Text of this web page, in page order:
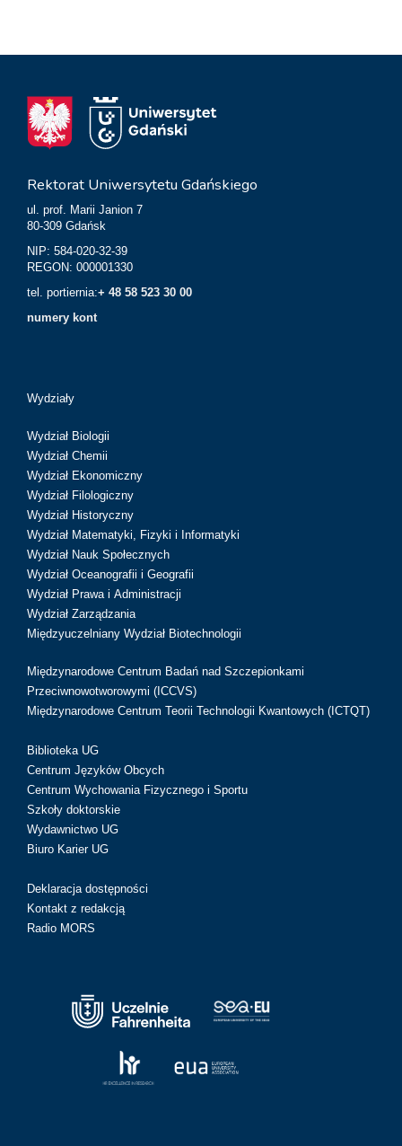
Rektorat Uniwersytetu Gdańskiego
ul. prof. Marii Janion 7
80-309 Gdańsk
NIP: 584-020-32-39
REGON: 000001330
tel. portiernia:+ 48 58 523 30 00
numery kont
Wydziały
Wydział Biologii
Wydział Chemii
Wydział Ekonomiczny
Wydział Filologiczny
Wydział Historyczny
Wydział Matematyki, Fizyki i Informatyki
Wydział Nauk Społecznych
Wydział Oceanografii i Geografii
Wydział Prawa i Administracji
Wydział Zarządzania
Międzyuczelniany Wydział Biotechnologii
Międzynarodowe Centrum Badań nad Szczepionkami
Przeciwnowotworowymi (ICCVS)
Międzynarodowe Centrum Teorii Technologii Kwantowych (ICTQT)
Biblioteka UG
Centrum Języków Obcych
Centrum Wychowania Fizycznego i Sportu
Szkoły doktorskie
Wydawnictwo UG
Biuro Karier UG
Deklaracja dostępności
Kontakt z redakcją
Radio MORS